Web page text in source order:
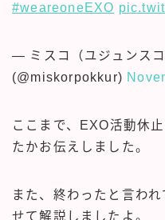
#weareoneEXO
— ミスコ（ユジュンス
(@miskorpokkur)
ここまで、EXO活動休
たかお伝えしました。
また、終わったと言わ
せて解説しましたよ。
SNSで話題のド